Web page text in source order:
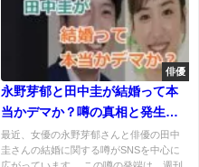
俳優
永野芽郁と田中圭が結婚って本
当かデマか？噂の真相と発生
源！
最近、女優の永野芽郁さんと俳優の田中
圭さんの結婚に関する噂がSNSを中心に